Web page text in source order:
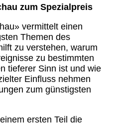
zum Spezialpreis
vermittelt einen
Themen des
zu verstehen, warum
zu bestimmten
tieferer Sinn ist und wie
Einfluss nehmen
zum günstigsten
ersten Teil die